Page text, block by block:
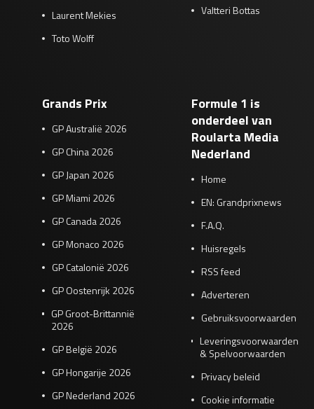
Laurent Mekies
Toto Wolff
Valtteri Bottas
Grands Prix
GP Australië 2026
GP China 2026
GP Japan 2026
GP Miami 2026
GP Canada 2026
GP Monaco 2026
GP Catalonië 2026
GP Oostenrijk 2026
GP Groot-Brittannië
2026
GP België 2026
GP Hongarije 2026
GP Nederland 2026
Formule 1 is
onderdeel van
Roularta Media
Nederland
Home
EN: Grandprixnews
F.A.Q.
Huisregels
RSS feed
Adverteren
Gebruiksvoorwaarden
Leveringsvoorwaarden
& Spelvoorwaarden
Privacy beleid
Cookie informatie